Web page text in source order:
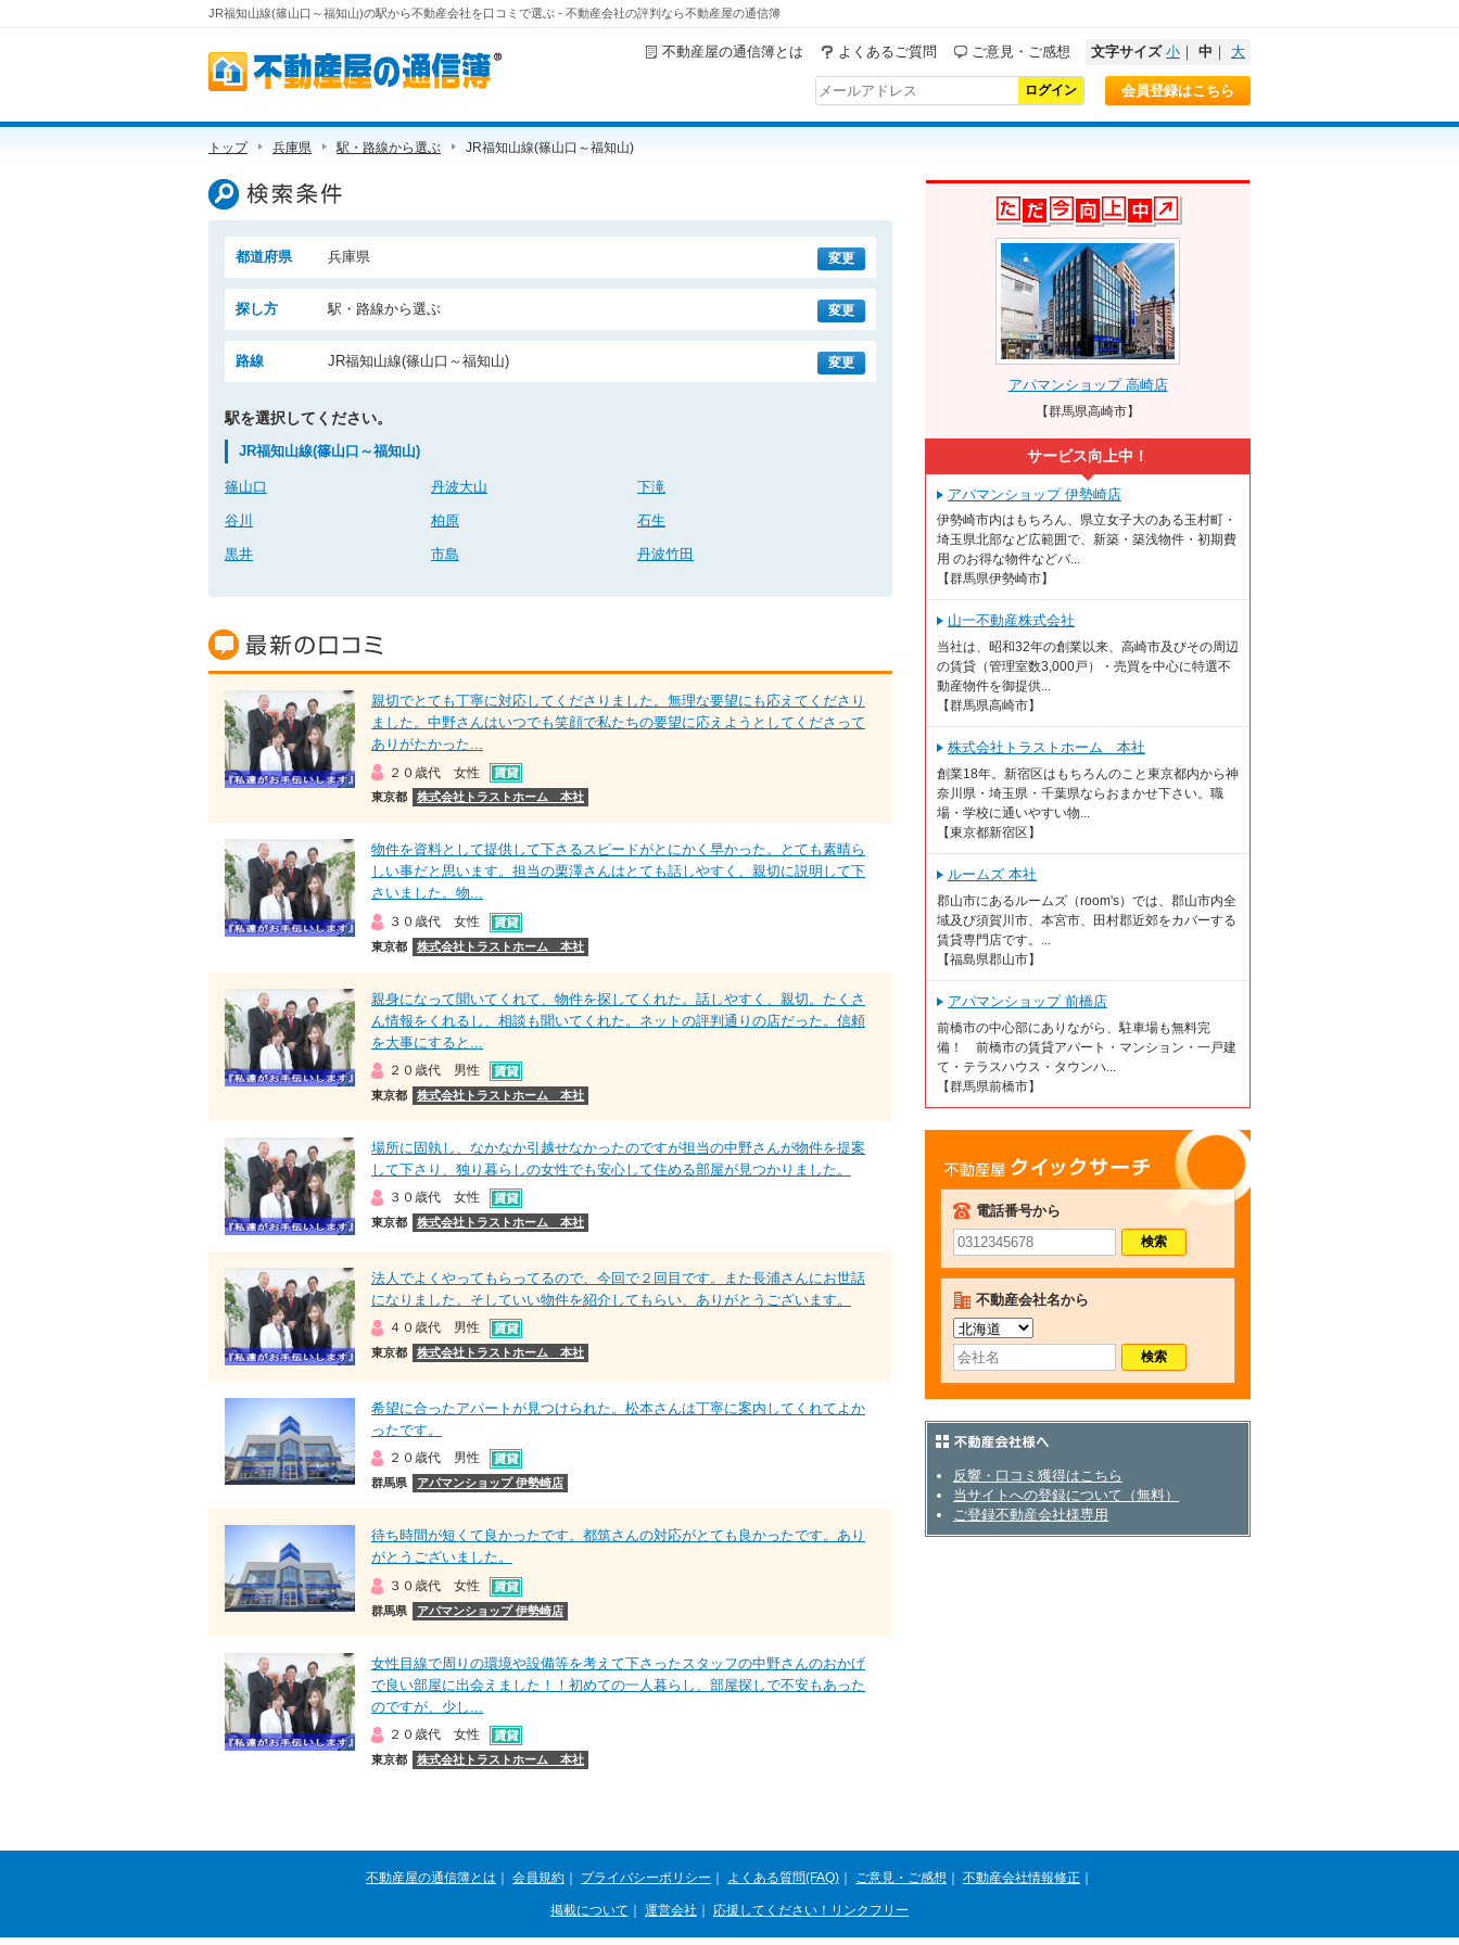
JR福知山線(篠山口～福知山)の駅から不動産会社を口コミで選ぶ - 不動産会社の評判なら不動産屋の通信簿
不動産屋の通信簿とは よくあるご質問 ご意見・ご感想 文字サイズ 小 ｜ 中 ｜ 大
会員登録はこちら
トップ 兵庫県 駅・路線から選ぶ JR福知山線(篠山口～福知山)
検索条件
都道府県 兵庫県 変更
探し方 駅・路線から選ぶ 変更
路線 JR福知山線(篠山口～福知山) 変更
駅を選択してください。
JR福知山線(篠山口～福知山)
篠山口 丹波大山 下滝
谷川 柏原 石生
黒井 市島 丹波竹田
親切でとても丁寧に対応してくださりました。無理な要望にも応えてくださり
ました。中野さんはいつでも笑顔で私たちの要望に応えようとしてくださって
ありがたかった...
２０歳代 女性
東京都 株式会社トラストホーム 本社
物件を資料として提供して下さるスピードがとにかく早かった。とても素晴ら
しい事だと思います。担当の栗澤さんはとても話しやすく、親切に説明して下
さいました。物...
３０歳代 女性
東京都 株式会社トラストホーム 本社
親身になって聞いてくれて、物件を探してくれた。話しやすく、親切。たくさ
ん情報をくれるし、相談も聞いてくれた。ネットの評判通りの店だった。信頼
を大事にすると...
２０歳代 男性
東京都 株式会社トラストホーム 本社
場所に固執し、なかなか引越せなかったのですが担当の中野さんが物件を提案
して下さり、独り暮らしの女性でも安心して住める部屋が見つかりました。
３０歳代 女性
東京都 株式会社トラストホーム 本社
法人でよくやってもらってるので、今回で２回目です。また長浦さんにお世話
になりました。そしていい物件を紹介してもらい、ありがとうございます。
４０歳代 男性
東京都 株式会社トラストホーム 本社
希望に合ったアパートが見つけられた。松本さんは丁寧に案内してくれてよか
ったです。
２０歳代 男性
群馬県 アパマンショップ 伊勢崎店
待ち時間が短くて良かったです。都筑さんの対応がとても良かったです。あり
がとうございました。
３０歳代 女性
群馬県 アパマンショップ 伊勢崎店
女性目線で周りの環境や設備等を考えて下さったスタッフの中野さんのおかげ
で良い部屋に出会えました！！初めての一人暮らし、部屋探しで不安もあった
のですが、少し...
２０歳代 女性
東京都 株式会社トラストホーム 本社
アパマンショップ 高崎店
【群馬県高崎市】
サービス向上中！
アパマンショップ 伊勢崎店
伊勢崎市内はもちろん、県立女子大のある玉村町・
埼玉県北部など広範囲で、新築・築浅物件・初期費
用 のお得な物件などバ...
【群馬県伊勢崎市】
山一不動産株式会社
当社は、昭和32年の創業以来、高崎市及びその周辺
の賃貸（管理室数3,000戸）・売買を中心に特選不
動産物件を御提供...
【群馬県高崎市】
株式会社トラストホーム 本社
創業18年。新宿区はもちろんのこと東京都内から神
奈川県・埼玉県・千葉県ならおまかせ下さい。職
場・学校に通いやすい物...
【東京都新宿区】
ルームズ 本社
郡山市にあるルームズ（room's）では、郡山市内全
域及び須賀川市、本宮市、田村郡近郊をカバーする
賃貸専門店です。...
【福島県郡山市】
アパマンショップ 前橋店
前橋市の中心部にありながら、駐車場も無料完
備！ 前橋市の賃貸アパート・マンション・一戸建
て・テラスハウス・タウンハ...
【群馬県前橋市】
不動産屋クイックサーチ
電話番号から
不動産会社名から
反響・口コミ獲得はこちら
当サイトへの登録について（無料）
ご登録不動産会社様専用
不動産屋の通信簿とは 会員規約 プライバシーポリシー よくある質問(FAQ) ご意見・ご感想 不動産会社情報修正
掲載について 運営会社 応援してください！リンクフリー